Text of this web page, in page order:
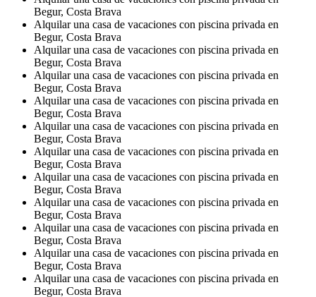
Begur, Costa Brava
Alquilar una casa de vacaciones con piscina privada en
Begur, Costa Brava
Alquilar una casa de vacaciones con piscina privada en
Begur, Costa Brava
Alquilar una casa de vacaciones con piscina privada en
Begur, Costa Brava
Alquilar una casa de vacaciones con piscina privada en
Begur, Costa Brava
Alquilar una casa de vacaciones con piscina privada en
Begur, Costa Brava
Alquilar una casa de vacaciones con piscina privada en
Begur, Costa Brava
Alquilar una casa de vacaciones con piscina privada en
Begur, Costa Brava
Alquilar una casa de vacaciones con piscina privada en
Begur, Costa Brava
Alquilar una casa de vacaciones con piscina privada en
Begur, Costa Brava
Alquilar una casa de vacaciones con piscina privada en
Begur, Costa Brava
Alquilar una casa de vacaciones con piscina privada en
Begur, Costa Brava